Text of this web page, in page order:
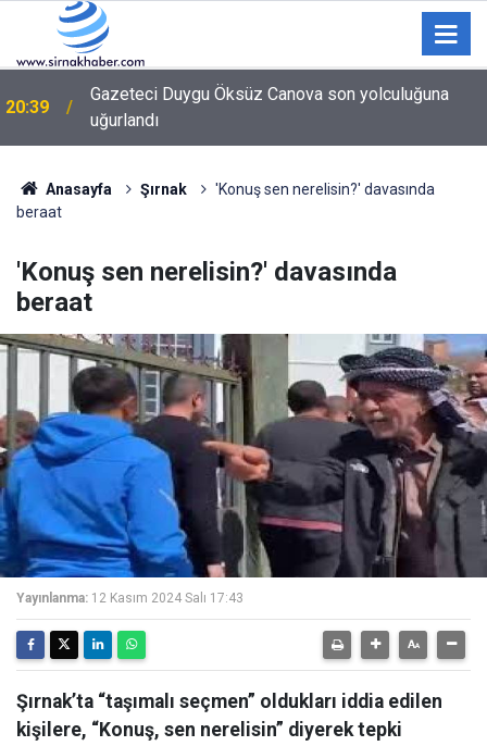
20:21
Hayırsever İş İnsanı Şerif Selçuk’tan Cizre Devlet
Hastanesine Ziyaret
Anasayfa Şırnak
'Konuş sen nerelisin?' davasında
beraat
'Konuş sen nerelisin?' davasında
beraat
Yayınlanma: 12 Kasım 2024 Salı 17:43
Şırnak’ta “taşımalı seçmen” oldukları iddia edilen
kişilere, “Konuş, sen nerelisin” diyerek tepki